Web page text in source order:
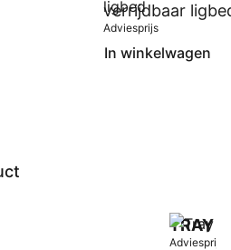
verrijdbaar
Adviesprijs
In winkelwagen
TRAY
Adviesprijs